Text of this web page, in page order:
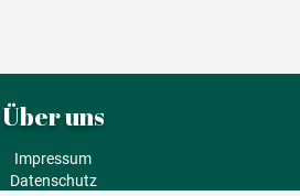
Über uns
Impressum
Datenschutz